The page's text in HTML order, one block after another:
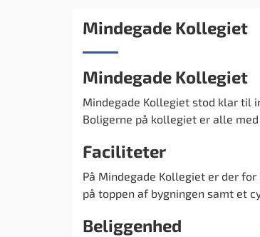
Mindegade Kollegiet
Mindegade Kollegiet
Mindegade Kollegiet stod klar til
Boligerne på kollegiet er alle
Faciliteter
På Mindegade Kollegiet er der
på toppen af bygningen samt et
Beliggenhed